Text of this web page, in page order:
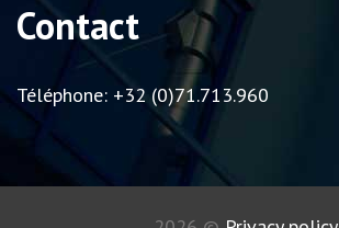
Contact
Téléphone: +32 (0)71.713.960